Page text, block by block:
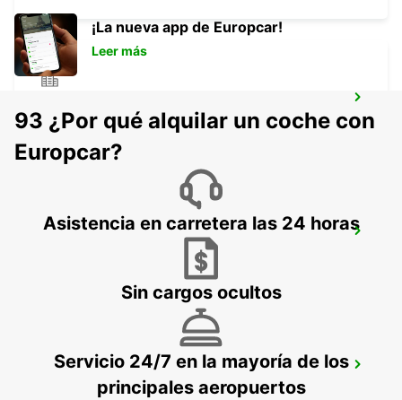
SODERTALJE - SWEDEN
SODERTALJE SYD TRAINSTATION
SCANIA SODERTALJE SCANIA SYD
SODERTALJE - SWEDEN
¡La nueva app de Europcar!
Leer más
93 ¿Por qué alquilar un coche con
Europcar?
Asistencia en carretera las 24 horas
Sin cargos ocultos
Servicio 24/7 en la mayoría de los
principales aeropuertos